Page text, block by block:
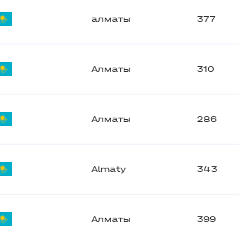
алматы 377
Алматы 310
Алматы 286
Almaty 343
Алматы 399